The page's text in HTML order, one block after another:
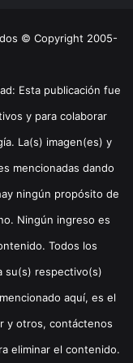
© Copyright 2005-
Esta publicación fue
y para colaborar
La(s) imagen(es) y
mencionadas dando
ningún propósito de
Ningún ingreso es
Todos los
su(s) respectivo(s)
aquí, es el
y otros, contáctenos
eliminar el contenido.